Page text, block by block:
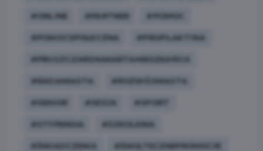
#ONLINE #PARTNER #POMOC
#POMOCSPOŁECZNA #PROFILAKTYKA
#PRUSZCZAŃSKAKARTAMIESZKAŃCA
#RADAMIASTA #ROZWÓJMIASTA
#SENIOR #SESJA #SPORT
#STYPENDIA #SZKOLENIA
#ŚWIADCZENIA #ŚWIĄTECZNEPROMOCJE